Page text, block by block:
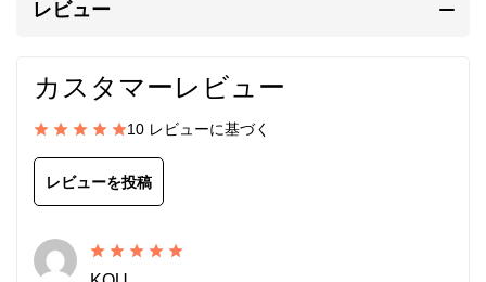
銀を使用しているので柔らかく、サイズを自由に変え
カレン族の手仕事によるシルバ
レビュー
カスタマーレビュー
10 レビューに基づく
レビューを投稿